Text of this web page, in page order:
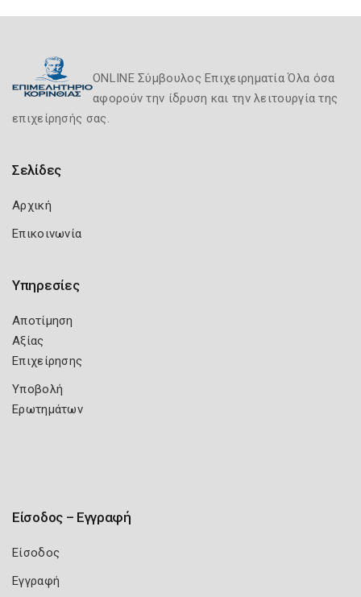
ONLINE Σύμβουλος Επιχειρηματία Όλα όσα
αφορούν την ίδρυση και την λειτουργία της
επιχείρησής σας.
Σελίδες
Αρχική
Επικοινωνία
Υπηρεσίες
Αποτίμηση
Αξίας
Επιχείρησης
Υποβολή
Ερωτημάτων
Είσοδος – Εγγραφή
Είσοδος
Εγγραφή